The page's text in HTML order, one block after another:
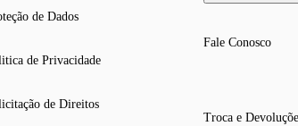
de Dados
de Privacidade
de Direitos
Fale Conosco
Troca e